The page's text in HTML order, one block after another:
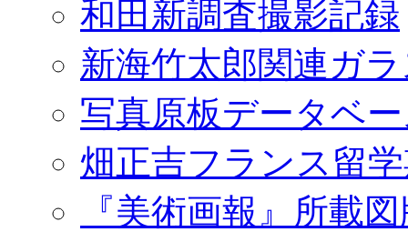
和田新調査撮影記録
新海竹太郎関連ガ
写真原板データベ
畑正吉フランス留
『美術画報』所載